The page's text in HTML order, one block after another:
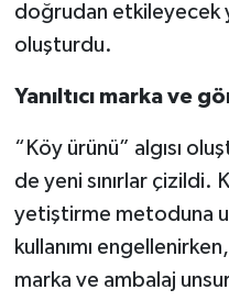
doğrudan etkileyecek
oluşturdu.
Yanıltıcı marka ve
“Köy ürünü” algısı
de yeni sınırlar çizildi.
yetiştirme metoduna
kullanımı
marka ve ambalaj